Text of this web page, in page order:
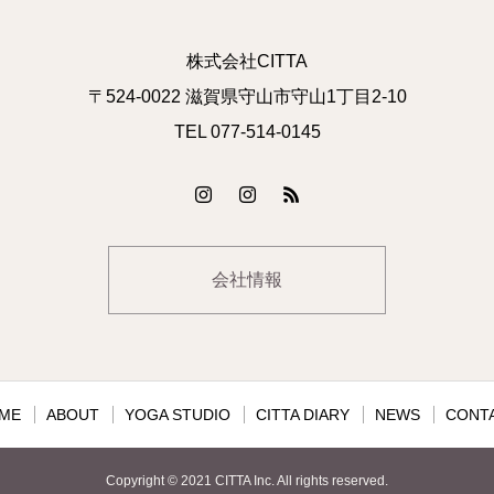
株式会社CITTA
〒524-0022 滋賀県守山市守山1丁目2-10
TEL 077-514-0145
会社情報
ABOUT YOGA STUDIO CITTA DIARY NEWS
Copyright © 2021 CITTA Inc. All rights reserved.